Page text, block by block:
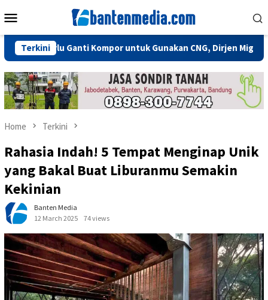
to
Menu
Terkini
Perlu Ganti Kompor untuk Gunakan CNG, Dirjen Migas: Cukup
Home Terkini
Rahasia Indah! 5 Tempat Menginap Unik
yang Bakal Buat Liburanmu Semakin
Kekinian
Banten Media
12 March 2025
74 views